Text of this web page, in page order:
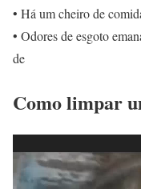
• Há um cheiro de
• Odores de esgoto
de
Como limpar